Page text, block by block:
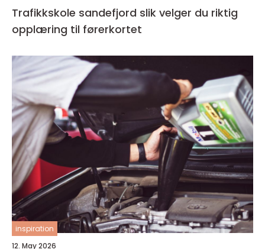
Trafikkskole sandefjord slik velger du riktig
opplæring til førerkortet
inspiration
12. May 2026